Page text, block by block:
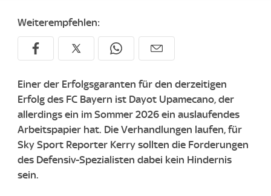
Weiterempfehlen:
Einer der Erfolgsgaranten für den derzeitigen
Erfolg des FC Bayern ist Dayot Upamecano, der
allerdings ein im Sommer 2026 ein auslaufendes
Arbeitspapier hat. Die Verhandlungen laufen, für
Sky Sport Reporter Kerry sollten die Forderungen
des Defensiv-Spezialisten dabei kein Hindernis
sein.